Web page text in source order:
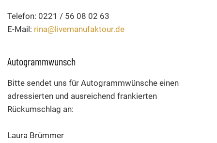
Telefon: 0221 / 56 08 02 63
E-Mail: rina@livemanufaktour.de
Autogrammwunsch
Bitte sendet uns für Autogrammwünsche einen
adressierten und ausreichend frankierten
Rückumschlag an:
Laura Brümmer